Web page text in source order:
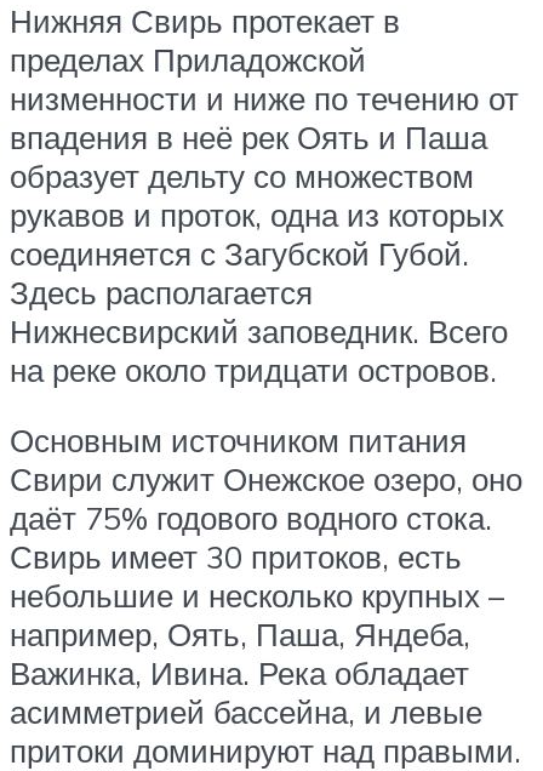
Нижняя Свирь протекает в
пределах Приладожской
низменности и ниже по течению от
впадения в неё рек Оять и Паша
образует дельту со множеством
рукавов и проток, одна из которых
соединяется с Загубской Губой.
Здесь располагается
Нижнесвирский заповедник. Всего
на реке около тридцати островов.
Основным источником питания
Свири служит Онежское озеро, оно
даёт 75% годового водного стока.
Свирь имеет 30 притоков, есть
небольшие и несколько крупных –
например, Оять, Паша, Яндеба,
Важинка, Ивина. Река обладает
асимметрией бассейна, и левые
притоки доминируют над правыми.